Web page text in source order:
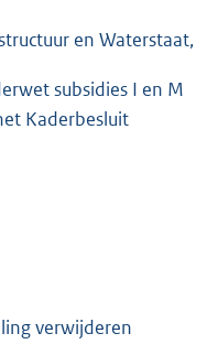
:
8
2
en Waterstaat,
subsidies I en M
Kaderbesluit
verwijderen